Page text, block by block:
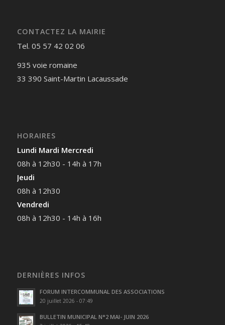
CONTACTEZ LA MAIRIE
Tel. 05 57 42 02 06
935 voie romaine
33 390 Saint-Martin Lacaussade
HORAIRES
Lundi Mardi Mercredi
08h à 12h30 - 14h à 17h
Jeudi
08h à 12h30
Vendredi
08h à 12h30 - 14h à 16h
DERNIÈRES INFOS
FORUM INTERCOMMUNAL DES ASSOCIATIONS
20 juillet 2026 - 07:49
BULLETIN MUNICIPAL N°2 MAI- JUIN 2026